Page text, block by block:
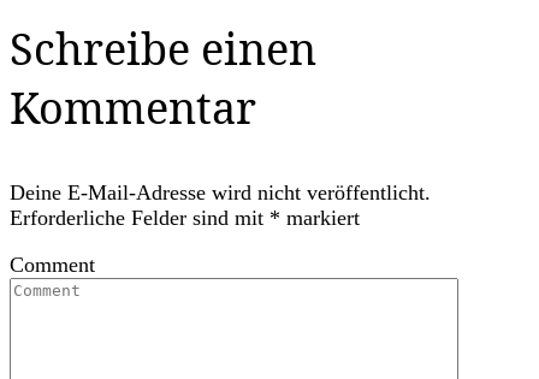
Schreibe einen
Kommentar
Deine E-Mail-Adresse wird nicht veröffentlicht.
Erforderliche Felder sind mit * markiert
Comment